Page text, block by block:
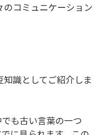
のコミュニケーション
識としてご紹介しま
でも古い言葉の一つ